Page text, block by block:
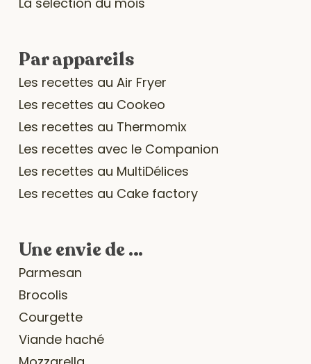
Par appareils
Les recettes au Air Fryer
Les recettes au Cookeo
Les recettes au Thermomix
Les recettes avec le Companion
Les recettes au MultiDélices
Les recettes au Cake factory
Une envie de …
Parmesan
Brocolis
Courgette
Viande haché